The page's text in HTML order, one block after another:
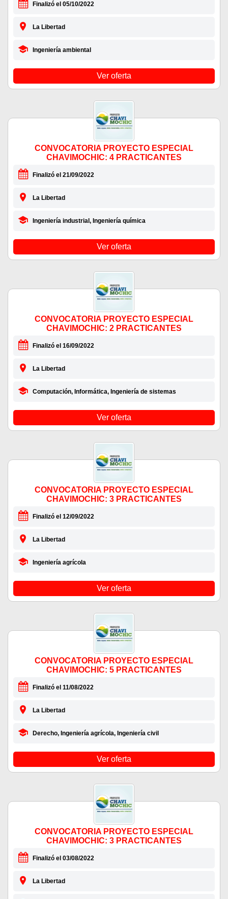
Finalizó el 05/10/2022
La Libertad
Ingeniería ambiental
Ver oferta
CONVOCATORIA PROYECTO ESPECIAL
CHAVIMOCHIC: 4 PRACTICANTES
Finalizó el 21/09/2022
La Libertad
Ingeniería industrial, Ingeniería química
Ver oferta
CONVOCATORIA PROYECTO ESPECIAL
CHAVIMOCHIC: 2 PRACTICANTES
Finalizó el 16/09/2022
La Libertad
Computación, Informática, Ingeniería de sistemas
Ver oferta
CONVOCATORIA PROYECTO ESPECIAL
CHAVIMOCHIC: 3 PRACTICANTES
Finalizó el 12/09/2022
La Libertad
Ingeniería agrícola
Ver oferta
CONVOCATORIA PROYECTO ESPECIAL
CHAVIMOCHIC: 5 PRACTICANTES
Finalizó el 11/08/2022
La Libertad
Derecho, Ingeniería agrícola, Ingeniería civil
Ver oferta
CONVOCATORIA PROYECTO ESPECIAL
CHAVIMOCHIC: 3 PRACTICANTES
Finalizó el 03/08/2022
La Libertad